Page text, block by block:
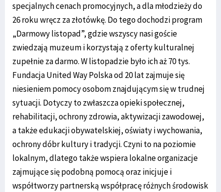
specjalnych cenach promocyjnych, a dla młodzieży do
26 roku wręcz za złotówkę. Do tego dochodzi program
„Darmowy listopad”, gdzie wszyscy nasi goście
zwiedzają muzeum i korzystają z oferty kulturalnej
zupełnie za darmo. W listopadzie było ich aż 70 tys.
Fundacja United Way Polska od 20 lat zajmuje się
niesieniem pomocy osobom znajdującym się w trudnej
sytuacji. Dotyczy to zwłaszcza opieki społecznej,
rehabilitacji, ochrony zdrowia, aktywizacji zawodowej,
a także edukacji obywatelskiej, oświaty i wychowania,
ochrony dóbr kultury i tradycji. Czyni to na poziomie
lokalnym, dlatego także wspiera lokalne organizacje
zajmujące się podobną pomocą oraz inicjuje i
współtworzy partnerską współpracę różnych środowisk